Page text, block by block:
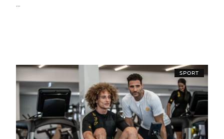
...
SPORT